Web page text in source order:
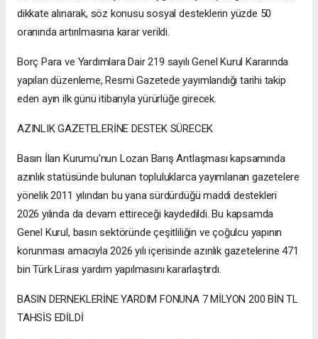
dikkate alınarak, söz konusu sosyal desteklerin yüzde 50
oranında artırılmasına karar verildi.
Borç Para ve Yardımlara Dair 219 sayılı Genel Kurul Kararında
yapılan düzenleme, Resmi Gazetede yayımlandığı tarihi takip
eden ayın ilk günü itibarıyla yürürlüğe girecek.
AZINLIK GAZETELERİNE DESTEK SÜRECEK
Basın İlan Kurumu'nun Lozan Barış Antlaşması kapsamında
azınlık statüsünde bulunan topluluklarca yayımlanan gazetelere
yönelik 2011 yılından bu yana sürdürdüğü maddi destekleri
2026 yılında da devam ettireceği kaydedildi. Bu kapsamda
Genel Kurul, basın sektöründe çeşitliliğin ve çoğulcu yapının
korunması amacıyla 2026 yılı içerisinde azınlık gazetelerine 471
bin Türk Lirası yardım yapılmasını kararlaştırdı.
BASIN DERNEKLERİNE YARDIM FONUNA 7 MİLYON 200 BİN TL
TAHSİS EDİLDİ